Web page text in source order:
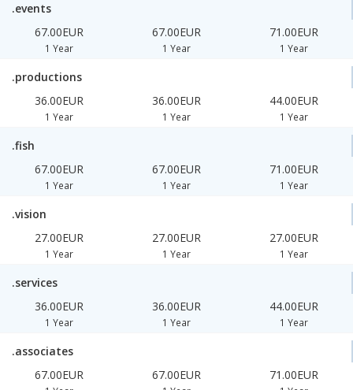
.events
67.00EUR
1 Year
67.00EUR
1 Year
71.00EUR
1 Year
.productions
36.00EUR
1 Year
36.00EUR
1 Year
44.00EUR
1 Year
.fish
67.00EUR
1 Year
67.00EUR
1 Year
71.00EUR
1 Year
.vision
27.00EUR
1 Year
27.00EUR
1 Year
27.00EUR
1 Year
.services
36.00EUR
1 Year
36.00EUR
1 Year
44.00EUR
1 Year
.associates
67.00EUR
67.00EUR 71.00EUR